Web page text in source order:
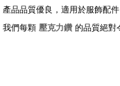
產品品質優良，適用於服飾配件
我們每顆 壓克力鑽 的品質絕對